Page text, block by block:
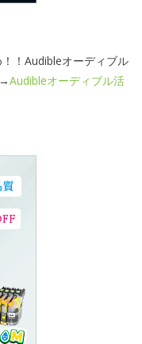
！Audibleオーディブル
Audibleオーディブル活